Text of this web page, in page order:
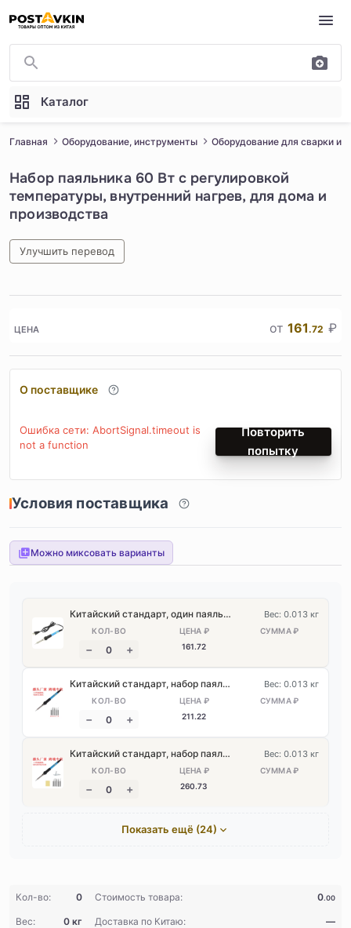
Перейти к основному содержимому
Каталог
Главная Оборудование, инструменты Оборудование для сварки и
Набор паяльника 60 Вт с регулировкой
температуры, внутренний нагрев, для дома и
производства
Улучшить перевод
ЦЕНА от 161.72 ₽
О поставщике
Ошибка сети: AbortSignal.timeout is
not a function
Повторить
попытку
Условия поставщика
Можно миксовать варианты
Китайский стандарт, один паяльник
161.72
Вес: 0.013 кг
Китайский стандарт, набор паяльников 6 предметов
211.22
Вес: 0.013 кг
Китайский стандарт, набор паяльников 8 предметов
260.73
Вес: 0.013 кг
Показать ещё (24)
Кол-во: 0 Стоимость товара: 0.00
Вес: 0 кг Доставка по Китаю: —